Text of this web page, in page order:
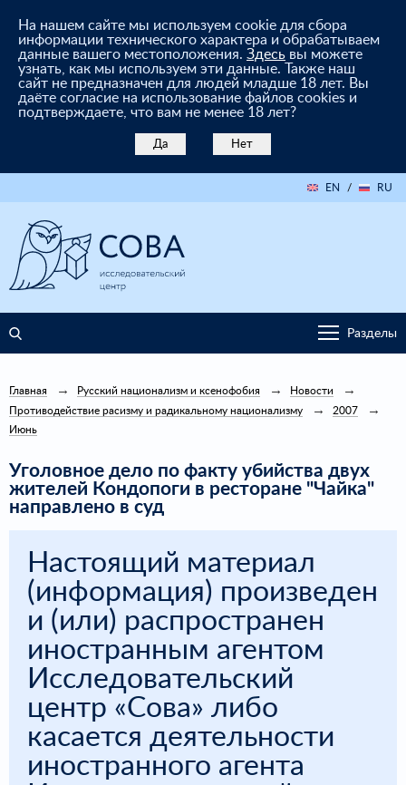
На нашем сайте мы используем cookie для сбора
информации технического характера и обрабатываем
данные вашего местоположения. Здесь вы можете
узнать, как мы используем эти данные. Также наш
сайт не предназначен для людей младше 18 лет. Вы
даёте согласие на использование файлов cookies и
подтверждаете, что вам не менее 18 лет?
Да Нет
EN / RU
Разделы
Главная Русский национализм и ксенофобия
Новости
Противодействие расизму и радикальному национализму
2007
Июнь
Уголовное дело по факту убийства двух
жителей Кондопоги в ресторане "Чайка"
направлено в суд
Настоящий материал
(информация) произведен
и (или) распространен
иностранным агентом
Исследовательский
центр «Сова» либо
касается деятельности
иностранного агента